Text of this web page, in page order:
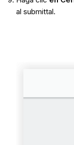
al submittal.